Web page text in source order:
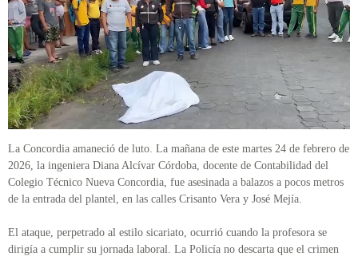
La Concordia amaneció de luto. La mañana de este martes 24 de febrero de
2026, la ingeniera Diana Alcívar Córdoba, docente de Contabilidad del
Colegio Técnico Nueva Concordia, fue asesinada a balazos a pocos metros
de la entrada del plantel, en las calles Crisanto Vera y José Mejía.
El ataque, perpetrado al estilo sicariato, ocurrió cuando la profesora se
dirigía a cumplir su jornada laboral. La Policía no descarta que el crimen